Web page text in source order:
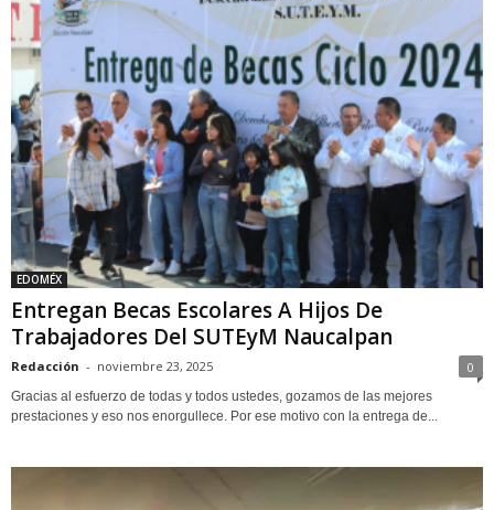
EDOMÉX
Entregan Becas Escolares A Hijos De
Trabajadores Del SUTEyM Naucalpan
Redacción - noviembre 23, 2025 0
Gracias al esfuerzo de todas y todos ustedes, gozamos de las mejores
prestaciones y eso nos enorgullece. Por ese motivo con la entrega de...